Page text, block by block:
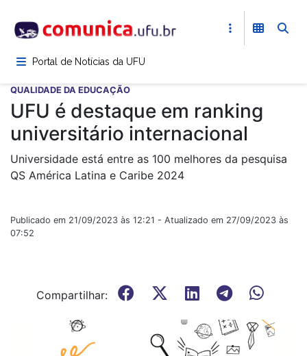
para
conteúdoPortal de Notícias da UFU
QUALIDADE DA EDUCAÇÃO
UFU é destaque em ranking
universitário internacional
Universidade está entre as 100 melhores da pesquisa
QS América Latina e Caribe 2024
Publicado em 21/09/2023 às 12:21 - Atualizado em 27/09/2023 às
07:52
Compartilhar: